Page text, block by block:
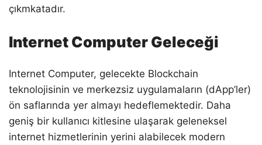
çıkmkatadır.
Internet Computer Geleceği
Internet Computer, gelecekte Blockchain
teknolojisinin ve merkezsiz uygulamaların (dApp’ler)
ön saflarında yer almayı hedeflemektedir. Daha
geniş bir kullanıcı kitlesine ulaşarak geleneksel
internet hizmetlerinin yerini alabilecek modern